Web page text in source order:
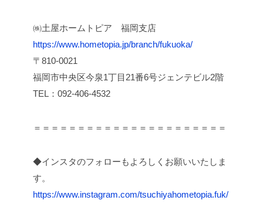
㈱土屋ホームトピア 福岡支店
https://www.hometopia.jp/branch/fukuoka/
〒810-0021
福岡市中央区今泉1丁目21番6号ジェンテビル2階
TEL：092-406-4532
＝＝＝＝＝＝＝＝＝＝＝＝＝＝＝＝＝＝＝＝＝＝
◆インスタのフォローもよろしくお願いいたしま
す。
https://www.instagram.com/tsuchiyahometopia.fuk/